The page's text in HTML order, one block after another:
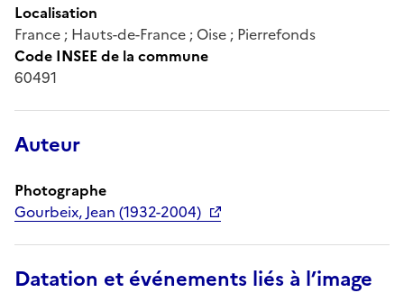
Localisation
France ; Hauts-de-France ; Oise ; Pierrefonds
Code INSEE de la commune
60491
Auteur
Photographe
Gourbeix, Jean (1932-2004)
Datation et événements liés à l’image